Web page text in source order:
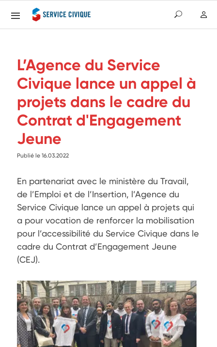
L’Agence du Service
Civique lance un appel à
projets dans le cadre du
Contrat d'Engagement
Jeune
Publié le 16.03.2022
En partenariat avec le ministère du Travail,
de l’Emploi et de l’Insertion, l’Agence du
Service Civique lance un appel à projets qui
a pour vocation de renforcer la mobilisation
pour l’accessibilité du Service Civique dans le
cadre du Contrat d’Engagement Jeune
(CEJ).